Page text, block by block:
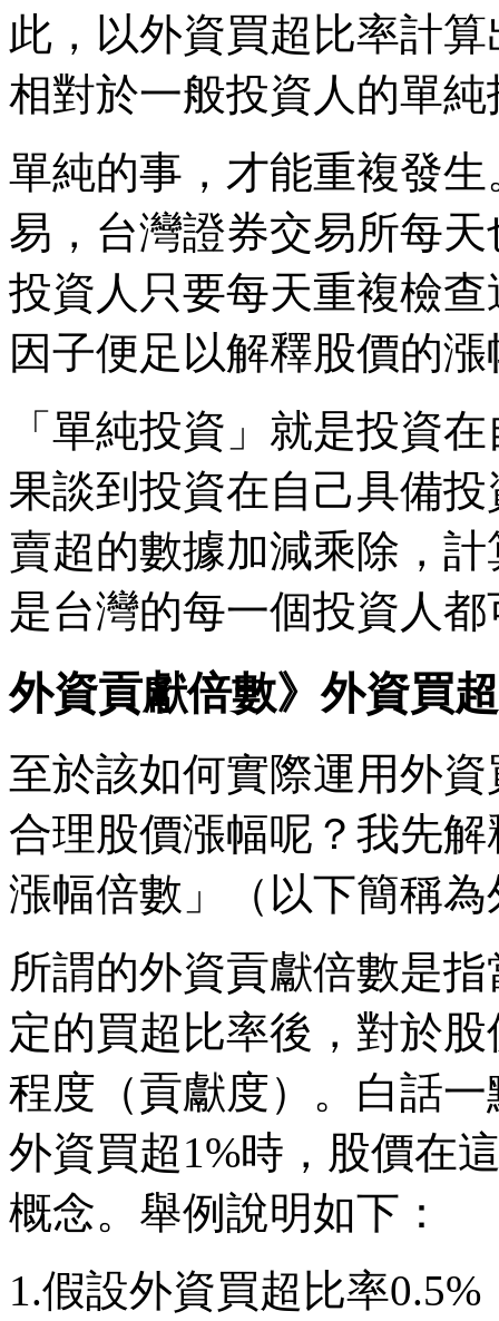
此，以外資買超比率計
相對於一般投資人的單
單純的事，才能重複發
易，台灣證券交易所每
投資人只要每天重複檢
因子便足以解釋股價的
「單純投資」就是投資
果談到投資在自己具備
賣超的數據加減乘除，
是台灣的每一個投資人
外資貢獻倍數》外資買
至於該如何實際運用外
合理股價漲幅呢？我先
漲幅倍數」（以下簡稱
所謂的外資貢獻倍數是
定的買超比率後，對於
程度（貢獻度）。白話
外資買超1%時，股價在
概念。舉例說明如下：
1.假設外資買超比率